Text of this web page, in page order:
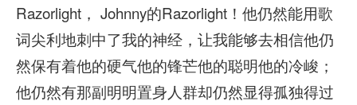
Razorlight， Johnny的Razorlight！他仍然能用歌
词尖利地刺中了我的神经，让我能够去相信他仍
然保有着他的硬气他的锋芒他的聪明他的冷峻；
他仍然有那副明明置身人群却仍然显得孤独得过